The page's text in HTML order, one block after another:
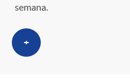
semana.
+